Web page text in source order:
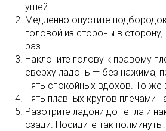
ушей.
Медленно опустите
головой из стороны в сторону,
раз.
Наклоните голову к правому
сверху ладонь — без нажима,
Пять спокойных вдохов. То же
Пять плавных кругов плечами
Разотрите ладони до тепла и
сзади. Посидите так